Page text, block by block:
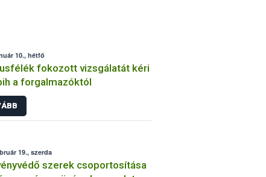
10., hétfő
fokozott vizsgálatát kéri
a forgalmazóktól
19., szerda
szerek csoportosítása